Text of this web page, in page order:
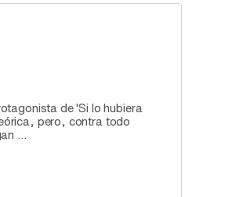
de 'Si lo hubiera
pero, contra todo
...